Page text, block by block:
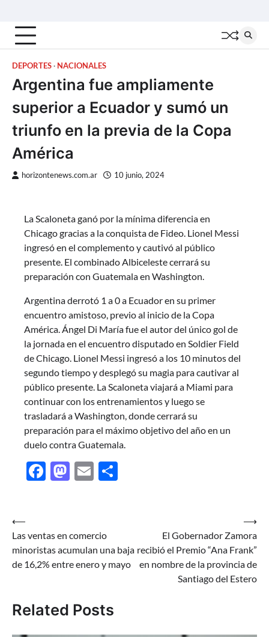
content
DEPORTES NACIONALES
Argentina fue ampliamente
superior a Ecuador y sumó un
triunfo en la previa de la Copa
América
horizontenews.com.ar 10 junio, 2024
La Scaloneta ganó por la mínima diferencia en
Chicago gracias a la conquista de Fideo. Lionel Messi
ingresó en el complemento y cautivó al público
presente. El combinado Albiceleste cerrará su
preparación con Guatemala en Washington.
Argentina derrotó 1 a 0 a Ecuador en su primer
encuentro amistoso, previo al inicio de la Copa
América. Ángel Di María fue el autor del único gol de
la jornada en el encuentro disputado en Soldier Field
de Chicago. Lionel Messi ingresó a los 10 minutos del
segundo tiempo y desplegó su magia para cautivar al
público presente. La Scaloneta viajará a Miami para
continuar con los entrenamientos y luego se
trasladará a Washington, donde cerrará su
preparación para el máximo objetivo del año en un
duelo contra Guatemala.
Facebook
Mastodon
Email
Navegación
de
entradas
⟵
Las ventas en comercio
minoristas acumulan una baja
de 16,2% entre enero y mayo
El Gobernador Zamora
recibió el Premio “Ana Frank”
en nombre de la provincia de
Santiago del Estero
⟶
Related Posts